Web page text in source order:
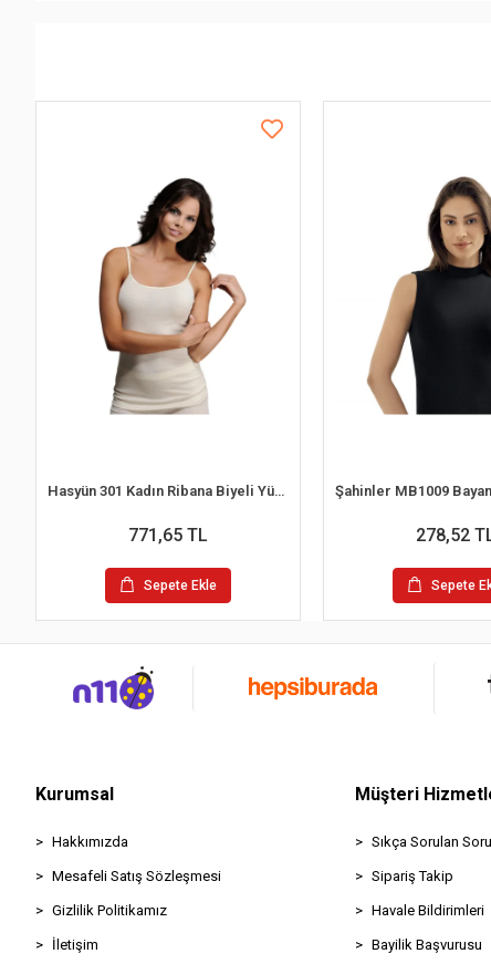
Hasyün 301 Kadın Ribana Biyeli Yün İp Askılı Atlet
771,65 TL
Sepete Ekle
278,52
Sepete
Kurumsal
Hakkımızda
Mesafeli Satış Sözleşmesi
Gizlilik Politikamız
İletişim
Müşteri
Sıkça Sorulan
Sipariş Takip
Havale Bildirimleri
Bayilik Başvurusu